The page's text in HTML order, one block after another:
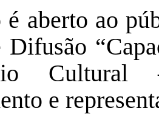
é aberto ao
Difusão
e